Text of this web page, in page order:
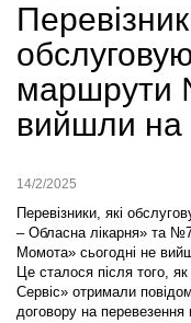
вийшли
14/2/2025
Перевізники, які
– Обласна лікарня» та
Момота» сьогодні не
Це сталося після того,
Сервіс» отримали
договору на